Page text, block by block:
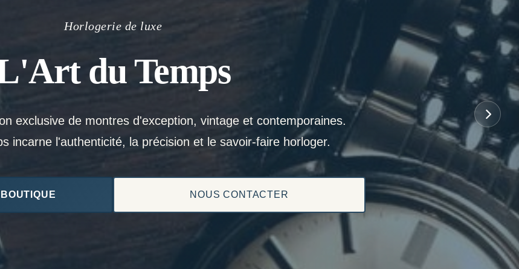
Horlogerie de luxe
du Temps
exclusive de montres d'exception, vintage et contemporaines.
incarne l'authenticité, la précision et le savoir-faire horloger.
NOUS CONTACTER